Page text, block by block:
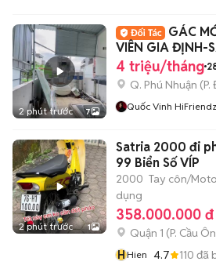
2 phút trước 7
GÁC
VIÊN GIA ĐỊNH-
NHUẬN
4 triệu/tháng
Q. Phú Nhuận (
Quốc Vinh HiFriendz
2 phút trước 1
Satria 2000 đi
99 Biển Số VÍP
2000 Tay côn/Moto
dụng
358.000.000 đ
Quận 1 (P. Cầu
HHien 4.7 110 đã